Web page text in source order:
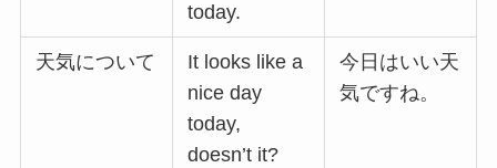
today.
天気について
It looks like a
nice day
today,
doesn’t it?
今日はいい天
気ですね。